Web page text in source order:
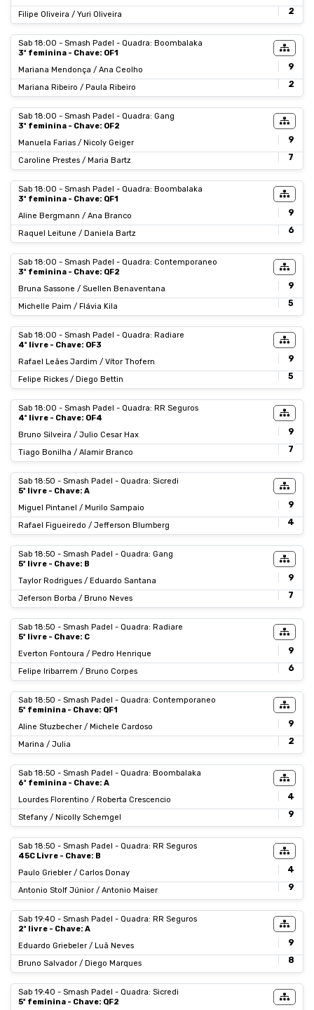
Filipe Oliveira / Yuri Oliveira
2
Sab 18:00 - Smash Padel - Quadra: Boombalaka
3ª feminina - Chave: OF1
Mariana Mendonça / Ana Ceolho
9
Mariana Ribeiro / Paula Ribeiro 2
Sab 18:00 - Smash Padel - Quadra: Gang
3ª feminina - Chave: OF2
Manuela Farias / Nicoly Geiger
9
Caroline Prestes / Maria Bartz 7
Sab 18:00 - Smash Padel - Quadra: Boombalaka
3ª feminina - Chave: QF1
Aline Bergmann / Ana Branco
9
Raquel Leitune / Daniela Bartz 6
Sab 18:00 - Smash Padel - Quadra: Contemporaneo
3ª feminina - Chave: QF2
Bruna Sassone / Suellen Benaventana
9
Michelle Paim / Flávia Kila 5
Sab 18:00 - Smash Padel - Quadra: Radiare
4ª livre - Chave: OF3
Rafael Leães Jardim / Vítor Thofern
9
Felipe Rickes / Diego Bettin 5
Sab 18:00 - Smash Padel - Quadra: RR Seguros
4ª livre - Chave: OF4
Bruno Silveira / Julio Cesar Hax
9
Tiago Bonilha / Alamir Branco 7
Sab 18:50 - Smash Padel - Quadra: Sicredi
5ª livre - Chave: A
Miguel Pintanel / Murilo Sampaio
9
Rafael Figueiredo / Jefferson Blumberg 4
Sab 18:50 - Smash Padel - Quadra: Gang
5ª livre - Chave: B
Taylor Rodrigues / Eduardo Santana
9
Jeferson Borba / Bruno Neves 7
Sab 18:50 - Smash Padel - Quadra: Radiare
5ª livre - Chave: C
Everton Fontoura / Pedro Henrique
9
Felipe Iribarrem / Bruno Corpes 6
Sab 18:50 - Smash Padel - Quadra: Contemporaneo
5ª feminina - Chave: QF1
Aline Stuzbecher / Michele Cardoso
9
Marina / Julia 2
Sab 18:50 - Smash Padel - Quadra: Boombalaka
6ª feminina - Chave: A
Lourdes Florentino / Roberta Crescencio
4
Stefany / Nicolly Schemgel 9
Sab 18:50 - Smash Padel - Quadra: RR Seguros
45C Livre - Chave: B
Paulo Griebler / Carlos Donay
4
Antonio Stolf Júnior / Antonio Maiser 9
Sab 19:40 - Smash Padel - Quadra: RR Seguros
2ª livre - Chave: A
Eduardo Griebeler / Luã Neves
9
Bruno Salvador / Diego Marques 8
Sab 19:40 - Smash Padel - Quadra: Sicredi
5ª feminina - Chave: QF2